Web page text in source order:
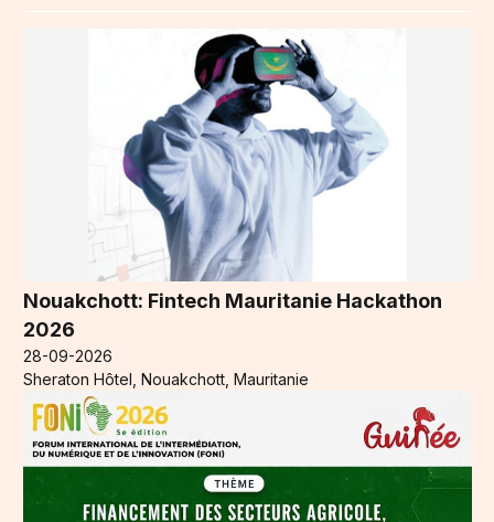
Nouakchott: Fintech Mauritanie Hackathon
2026
28-09-2026
Sheraton Hôtel, Nouakchott, Mauritanie